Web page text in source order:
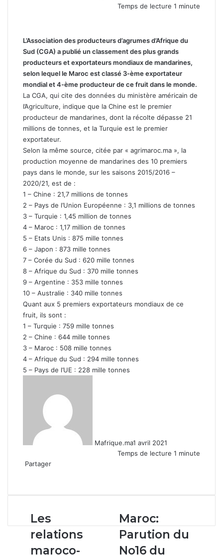
Temps de lecture 1 minute
L’Association des producteurs d’agrumes d’Afrique du
Sud (CGA) a publié un classement des plus grands
producteurs et exportateurs mondiaux de mandarines,
selon lequel le Maroc est classé 3-ème exportateur
mondial et 4-ème producteur de ce fruit dans le monde.
La CGA, qui cite des données du ministère américain de
l’Agriculture, indique que la Chine est le premier
producteur de mandarines, dont la récolte dépasse 21
millions de tonnes, et la Turquie est le premier
exportateur.
Selon la même source, citée par « agrimaroc.ma », la
production moyenne de mandarines des 10 premiers
pays dans le monde, sur les saisons 2015/2016 –
2020/21, est de :
1 – Chine : 21,7 millions de tonnes
2 – Pays de l’Union Européenne : 3,1 millions de tonnes
3 – Turquie : 1,45 million de tonnes
4 – Maroc : 1,17 million de tonnes
5 – Etats Unis : 875 mille tonnes
6 – Japon : 873 mille tonnes
7 – Corée du Sud : 620 mille tonnes
8 – Afrique du Sud : 370 mille tonnes
9 – Argentine : 353 mille tonnes
10 – Australie : 340 mille tonnes
Quant aux 5 premiers exportateurs mondiaux de ce
fruit, ils sont :
1 – Turquie : 759 mille tonnes
2 – Chine : 644 mille tonnes
3 – Maroc : 508 mille tonnes
4 – Afrique du Sud : 294 mille tonnes
5 – Pays de l’UE : 228 mille tonnes
Mafrique.ma1 avril 2021
Temps de lecture 1 minute
Partager
email
Les
relations
maroco-
américaines
Les
relations
maroco-
Maroc:
Parution
du
No16
Maroc:
Parution du
No16 du